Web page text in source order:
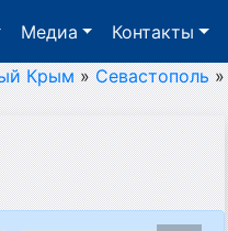
Медиа Контакты
Крым»Севастополь»